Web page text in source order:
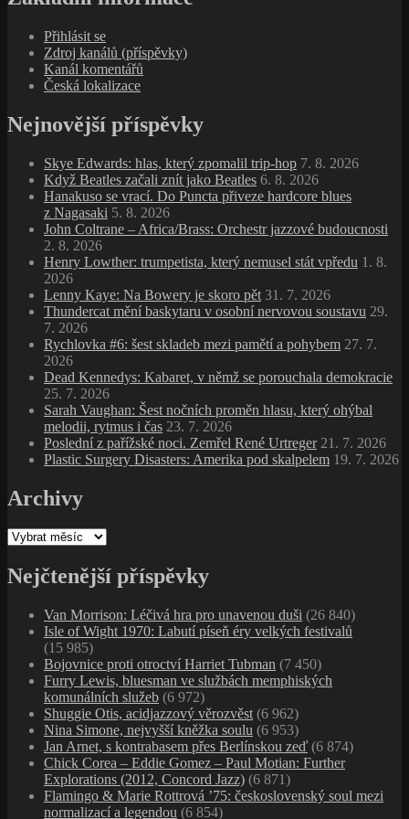
Rychlovka #6: šest skladeb mezi pamětí a pohybem
2026
Dead Kennedys: Kabaret, v němž se porouchala demokracie
25. 7. 2026
melodii, rytmus i čas 23. 7. 2026
Poslední z pařížské noci. Zemřel René Urtreger
Archivy
Archivy
Nejčtenější příspěvky
Van Morrison: Léčivá hra pro unavenou duši (26 840)
Isle of Wight 1970: Labutí píseň éry velkých festivalů
(15 985)
Bojovnice proti otroctví Harriet Tubman (7 450)
Furry Lewis, bluesman ve službách memphiských
komunálních služeb (6 972)
Shuggie Otis, acidjazzový věrozvěst
(6 962)
Nina Simone, nejvyšší kněžka soulu (6 953)
Jan Arnet, s kontrabasem přes Berlínskou zeď
(6 874)
Chick Corea – Eddie Gomez – Paul Motian: Further
Explorations (2012, Concord Jazz) (6 871)
normalizací a legendou
a námořního důstojníka
Nejnovější komentáře
Honza Meissner :Frank Zappa, velký Manipulátor
jendablues:Eddie Boyd, dal nám více než jen pět dlouhejch
let
Pavlica:Alternative T.V., příběh experimentálního misionáře
pana Marka P.
Petrpan:Bill Withers, úspěšná hudební kariéra mlékaře,
dělníka a námořního důstojníka
Petrpan:Gil Evans: Architekt ticha, který přepsal jazz pro
orchestr